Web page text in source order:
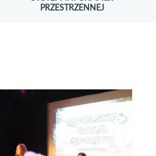
PRZESTRZENNEJ
OTWORZY SIĘ W NOWYM OKNIE